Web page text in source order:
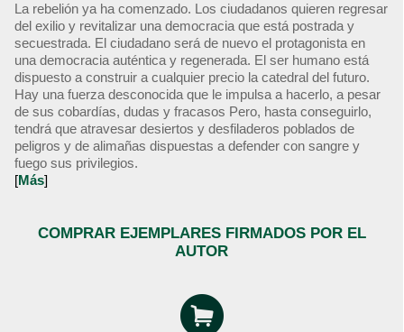
La rebelión ya ha comenzado. Los ciudadanos quieren regresar
del exilio y revitalizar una democracia que está postrada y
secuestrada. El ciudadano será de nuevo el protagonista en
una democracia auténtica y regenerada. El ser humano está
dispuesto a construir a cualquier precio la catedral del futuro.
Hay una fuerza desconocida que le impulsa a hacerlo, a pesar
de sus cobardías, dudas y fracasos Pero, hasta conseguirlo,
tendrá que atravesar desiertos y desfiladeros poblados de
peligros y de alimañas dispuestas a defender con sangre y
fuego sus privilegios.
[Más]
COMPRAR EJEMPLARES FIRMADOS POR EL
AUTOR